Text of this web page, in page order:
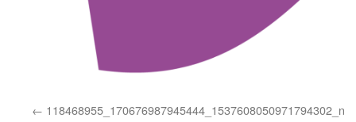
118468955_170676987945444_1537608050971794302_n